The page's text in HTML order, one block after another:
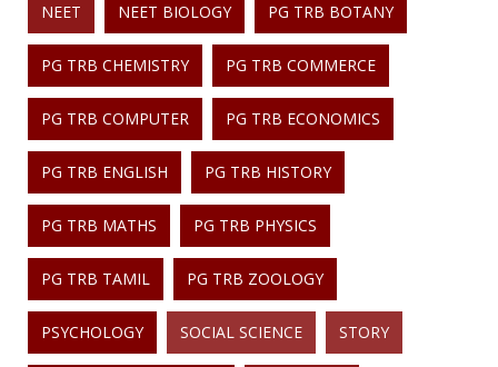
NEET NEET BIOLOGY PG TRB BOTANY
PG TRB CHEMISTRY PG TRB COMMERCE
PG TRB COMPUTER PG TRB ECONOMICS
PG TRB ENGLISH PG TRB HISTORY
PG TRB MATHS PG TRB PHYSICS
PG TRB TAMIL PG TRB ZOOLOGY
PSYCHOLOGY SOCIAL SCIENCE STORY